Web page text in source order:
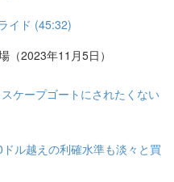
イド (45:32)
（2023年11月5日）
ケープゴートにされたくない
ル越えの利確水準も淡々と買